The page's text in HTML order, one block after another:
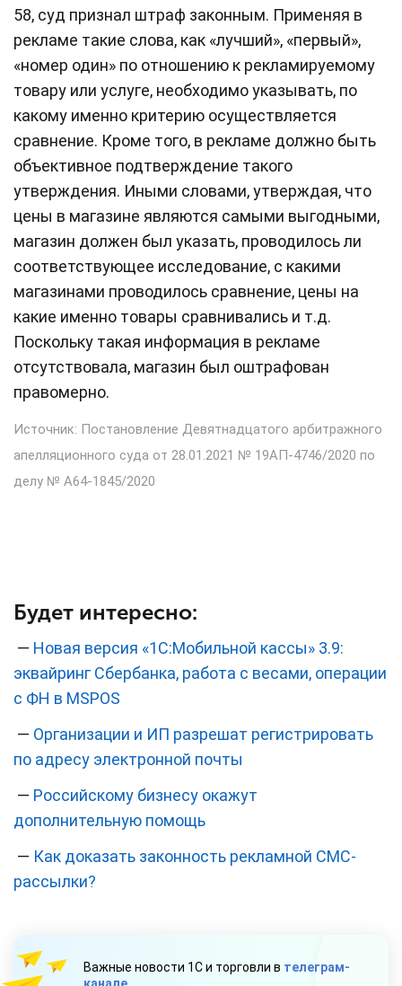
58, суд признал штраф законным. Применяя в
рекламе такие слова, как «лучший», «первый»,
«номер один» по отношению к рекламируемому
товару или услуге, необходимо указывать, по
какому именно критерию осуществляется
сравнение. Кроме того, в рекламе должно быть
объективное подтверждение такого
утверждения. Иными словами, утверждая, что
цены в магазине являются самыми выгодными,
магазин должен был указать, проводилось ли
соответствующее исследование, с какими
магазинами проводилось сравнение, цены на
какие именно товары сравнивались и т.д.
Поскольку такая информация в рекламе
отсутствовала, магазин был оштрафован
правомерно.
Источник: Постановление Девятнадцатого арбитражного
апелляционного суда от 28.01.2021 № 19АП-4746/2020 по
делу № А64-1845/2020
Будет интересно:
— Новая версия «1С:Мобильной кассы» 3.9:
эквайринг Сбербанка, работа с весами, операции
с ФН в MSPOS
— Организации и ИП разрешат регистрировать
по адресу электронной почты
— Российскому бизнесу окажут
дополнительную помощь
— Как доказать законность рекламной СМС-
рассылки?
Важные новости 1С и торговли в телеграм-